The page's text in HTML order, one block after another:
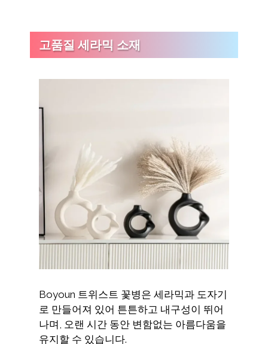
고품질 세라믹 소재
Boyoun 트위스트 꽃병은 세라믹과 도자기
로 만들어져 있어 튼튼하고 내구성이 뛰어
나며, 오랜 시간 동안 변함없는 아름다움을
유지할 수 있습니다.